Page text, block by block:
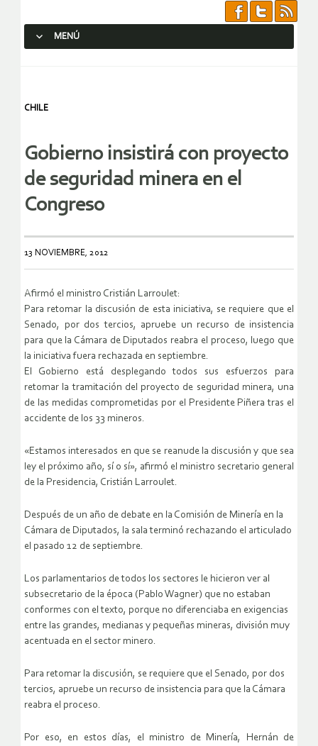
MENÚ
CHILE
Gobierno insistirá con proyecto
de seguridad minera en el
Congreso
13 NOVIEMBRE, 2012
Afirmó el ministro Cristián Larroulet:
Para retomar la discusión de esta iniciativa, se requiere que el
Senado, por dos tercios, apruebe un recurso de insistencia
para que la Cámara de Diputados reabra el proceso, luego que
la iniciativa fuera rechazada en septiembre.
El Gobierno está desplegando todos sus esfuerzos para
retomar la tramitación del proyecto de seguridad minera, una
de las medidas comprometidas por el Presidente Piñera tras el
accidente de los 33 mineros.
«Estamos interesados en que se reanude la discusión y que sea
ley el próximo año, sí o sí», afirmó el ministro secretario general
de la Presidencia, Cristián Larroulet.
Después de un año de debate en la Comisión de Minería en la
Cámara de Diputados, la sala terminó rechazando el articulado
el pasado 12 de septiembre.
Los parlamentarios de todos los sectores le hicieron ver al
subsecretario de la época (Pablo Wagner) que no estaban
conformes con el texto, porque no diferenciaba en exigencias
entre las grandes, medianas y pequeñas mineras, división muy
acentuada en el sector minero.
Para retomar la discusión, se requiere que el Senado, por dos
tercios, apruebe un recurso de insistencia para que la Cámara
reabra el proceso.
Por eso, en estos días, el ministro de Minería, Hernán de